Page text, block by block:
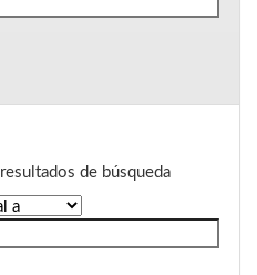
de búsqueda